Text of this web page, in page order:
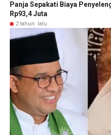
Panja Sepakati Biaya
Rp93,4 Juta
2 tahun lalu